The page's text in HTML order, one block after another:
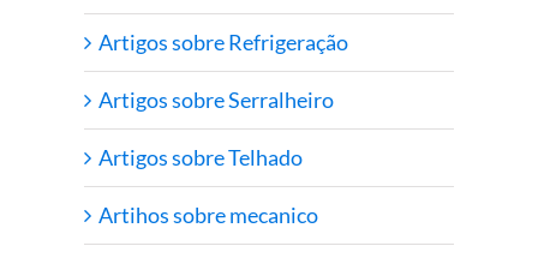
Artigos sobre Refrigeração
Artigos sobre Serralheiro
Artigos sobre Telhado
Artihos sobre mecanico